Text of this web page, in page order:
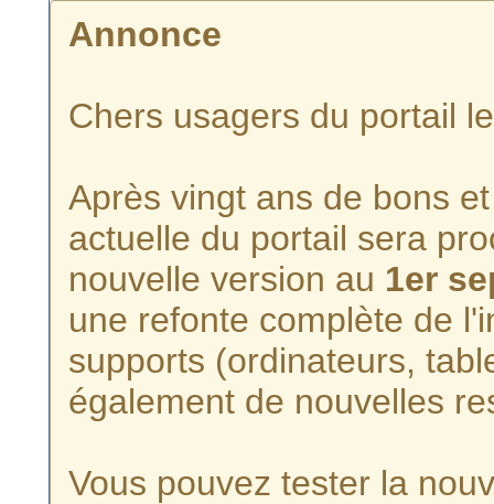
Annonce
Chers usagers du portail
Après vingt ans de bons
actuelle du portail sera
nouvelle version au 1er
une refonte complète de
supports (ordinateurs,
également de nouvelles
Vous pouvez tester la